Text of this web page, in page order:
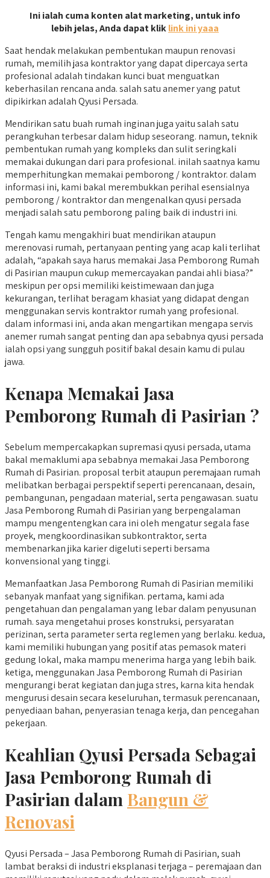
Ini ialah cuma konten alat marketing, untuk info
lebih jelas, Anda dapat kliklink ini yaaa
Saat hendak melakukan pembentukan maupun renovasi
rumah, memilih jasa kontraktor yang dapat dipercaya serta
profesional adalah tindakan kunci buat menguatkan
keberhasilan rencana anda. salah satu anemer yang patut
dipikirkan adalah Qyusi Persada.
Mendirikan satu buah rumah inginan juga yaitu salah satu
perangkuhan terbesar dalam hidup seseorang. namun, teknik
pembentukan rumah yang kompleks dan sulit seringkali
memakai dukungan dari para profesional. inilah saatnya kamu
memperhitungkan memakai pemborong / kontraktor. dalam
informasi ini, kami bakal merembukkan perihal esensialnya
pemborong / kontraktor dan mengenalkan qyusi persada
menjadi salah satu pemborong paling baik di industri ini.
Tengah kamu mengakhiri buat mendirikan ataupun
merenovasi rumah, pertanyaan penting yang acap kali terlihat
adalah, “apakah saya harus memakai Jasa Pemborong Rumah
di Pasirian maupun cukup memercayakan pandai ahli biasa?”
meskipun per opsi memiliki keistimewaan dan juga
kekurangan, terlihat beragam khasiat yang didapat dengan
menggunakan servis kontraktor rumah yang profesional.
dalam informasi ini, anda akan mengartikan mengapa servis
anemer rumah sangat penting dan apa sebabnya qyusi persada
ialah opsi yang sungguh positif bakal desain kamu di pulau
jawa.
Kenapa Memakai Jasa
Pemborong Rumah di Pasirian ?
Sebelum mempercakapkan supremasi qyusi persada, utama
bakal memaklumi apa sebabnya memakai Jasa Pemborong
Rumah di Pasirian. proposal terbit ataupun peremajaan rumah
melibatkan berbagai perspektif seperti perencanaan, desain,
pembangunan, pengadaan material, serta pengawasan. suatu
Jasa Pemborong Rumah di Pasirian yang berpengalaman
mampu mengentengkan cara ini oleh mengatur segala fase
proyek, mengkoordinasikan subkontraktor, serta
membenarkan jika karier digeluti seperti bersama
konvensional yang tinggi.
Memanfaatkan Jasa Pemborong Rumah di Pasirian memiliki
sebanyak manfaat yang signifikan. pertama, kami ada
pengetahuan dan pengalaman yang lebar dalam penyusunan
rumah. saya mengetahui proses konstruksi, persyaratan
perizinan, serta parameter serta reglemen yang berlaku. kedua,
kami memiliki hubungan yang positif atas pemasok materi
gedung lokal, maka mampu menerima harga yang lebih baik.
ketiga, menggunakan Jasa Pemborong Rumah di Pasirian
mengurangi berat kegiatan dan juga stres, karna kita hendak
mengurusi desain secara keseluruhan, termasuk perencanaan,
penyediaan bahan, penyerasian tenaga kerja, dan pencegahan
pekerjaan.
Keahlian Qyusi Persada Sebagai
Jasa Pemborong Rumah di
Pasirian dalam Bangun &
Renovasi
Qyusi Persada – Jasa Pemborong Rumah di Pasirian, suah
lambat beraksi di industri eksplanasi terjaga – peremajaan dan